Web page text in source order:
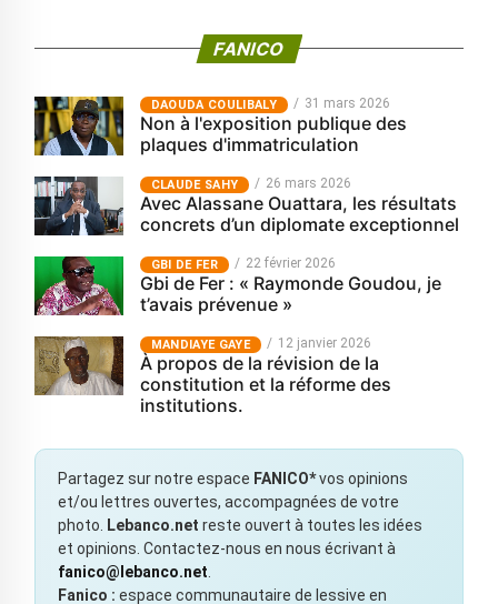
FANICO
‎DAOUDA COULIBALY 31 mars 2026
Non à l'exposition publique des
plaques d'immatriculation
CLAUDE SAHY 26 mars 2026
Avec Alassane Ouattara, les résultats
concrets d’un diplomate exceptionnel
GBI DE FER 22 février 2026
Gbi de Fer : « Raymonde Goudou, je
t’avais prévenue »
MANDIAYE GAYE 12 janvier 2026
À propos de la révision de la
constitution et la réforme des
institutions.
Partagez sur notre espace FANICO*vos opinions
et/ou lettres ouvertes, accompagnées de votre
photo.
Lebanco.net reste ouvert à toutes les idées
et opinions. Contactez-nous en nous écrivant à
fanico@lebanco.net
Fanico : espace communautaire de lessive en